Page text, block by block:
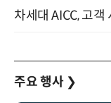
주요 행사 ❯